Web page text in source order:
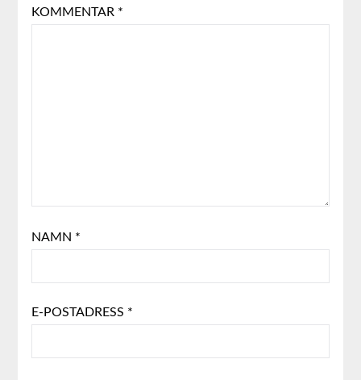
KOMMENTAR *
NAMN *
E-POSTADRESS *